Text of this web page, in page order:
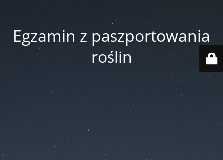
Egzamin z paszportowania
roślin